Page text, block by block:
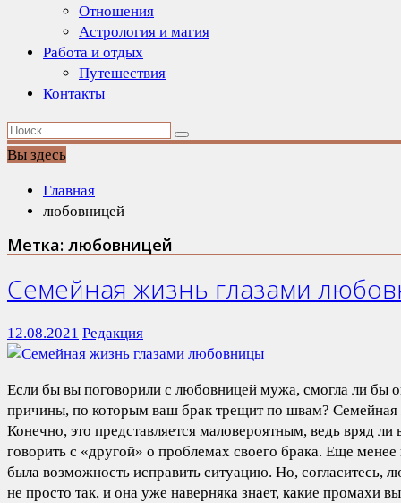
Отношения
Астрология и магия
Работа и отдых
Путешествия
Контакты
Вы здесь
Главная
любовницей
Метка: любовницей
Семейная жизнь глазами
12.08.2021 Редакция
Если бы вы поговорили с любовницей мужа, смогла ли бы
причины, по которым ваш брак трещит по швам?
Конечно, это представляется маловероятным, ведь вряд ли
говорить с «другой» о проблемах своего брака. Еще
была возможность исправить ситуацию. Но, согласитесь,
не просто так, и она уже наверняка знает, какие промахи